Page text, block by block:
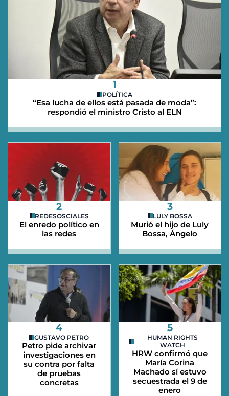
1
POLÍTICA
“Esa lucha de ellos está pasada de moda”:
respondió el ministro Cristo al ELN
2
REDESOSCIALES
El enredo político en
las redes
3
LULY BOSSA
Murió el hijo de Luly
Bossa, Ángelo
4
GUSTAVO PETRO
Petro pide archivar
investigaciones en
su contra por falta
de pruebas
concretas
5
HUMAN RIGHTS
WATCH
HRW confirmó que
María Corina
Machado sí estuvo
secuestrada el 9 de
enero